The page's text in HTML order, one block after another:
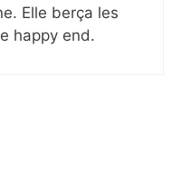
Elle berça les
happy end.